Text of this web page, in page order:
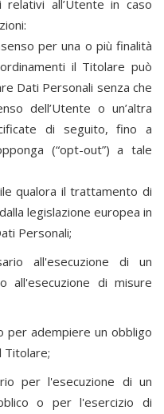
all’Utente in caso
per una o più finalità
il Titolare può
Dati Personali senza che
dell’Utente o un’altra
di seguito, fino a
(“opt-out”) a tale
qualora il trattamento di
legislazione europea in
Personali;
all'esecuzione di un
all'esecuzione di misure
per adempiere un obbligo
Titolare;
per l'esecuzione di un
o per l'esercizio di